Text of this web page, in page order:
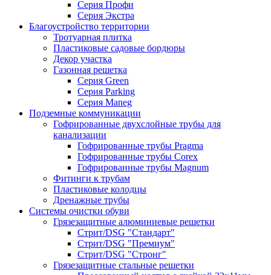
Серия Профи
Серия Экстра
Благоустройство территории
Тротуарная плитка
Пластиковые садовые бордюры
Декор участка
Газонная решетка
Серия Green
Серия Parking
Серия Maneg
Подземные коммуникации
Гофрированные двухслойные трубы для
канализации
Гофрированные трубы Pragma
Гофрированные трубы Corex
Гофрированные трубы Magnum
Фитинги к трубам
Пластиковые колодцы
Дренажные трубы
Системы очистки обуви
Грязезащитные алюминиевые решетки
Стрит/DSG "Стандарт"
Стрит/DSG "Премиум"
Стрит/DSG "Стронг"
Грязезащитные стальные решетки